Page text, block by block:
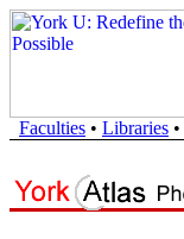
Faculties • Libraries •